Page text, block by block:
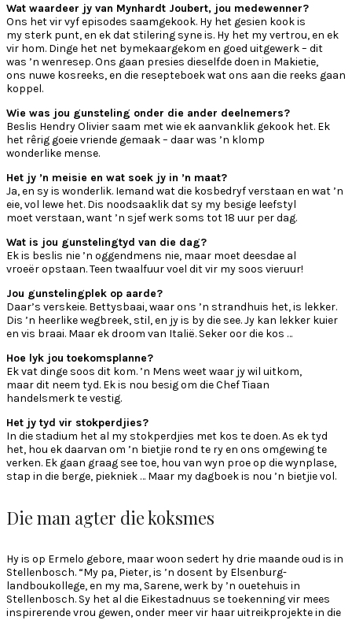
Wat waardeer jy van Mynhardt Joubert, jou medewenner?
Ons het vir vyf episodes saamgekook. Hy het gesien kook is
my sterk punt, en ek dat stilering syne is. Hy het my vertrou, en ek
vir hom. Dinge het net bymekaargekom en goed uitgewerk – dit
was ’n wenresep. Ons gaan presies dieselfde doen in Makietie,
ons nuwe kosreeks, en die resepteboek wat ons aan die reeks gaan
koppel.
Wie was jou gunsteling onder die ander deelnemers?
Beslis Hendry Olivier saam met wie ek aanvanklik gekook het. Ek
het rêrig goeie vriende gemaak – daar was ’n klomp
wonderlike mense.
Het jy ’n meisie en wat soek jy in ’n maat?
Ja, en sy is wonderlik. Iemand wat die kosbedryf verstaan en wat ’n
eie, vol lewe het. Dis noodsaaklik dat sy my besige leefstyl
moet verstaan, want ’n sjef werk soms tot 18 uur per dag.
Wat is jou gunstelingtyd van die dag?
Ek is beslis nie ’n oggendmens nie, maar moet deesdae al
vroeër opstaan. Teen twaalfuur voel dit vir my soos vieruur!
Jou gunstelingplek op aarde?
Daar’s verskeie. Bettysbaai, waar ons ’n strandhuis het, is lekker.
Dis ’n heerlike wegbreek, stil, en jy is by die see. Jy kan lekker kuier
en vis braai. Maar ek droom van Italië. Seker oor die kos …
Hoe lyk jou toekomsplanne?
Ek vat dinge soos dit kom. ’n Mens weet waar jy wil uitkom,
maar dit neem tyd. Ek is nou besig om die Chef Tiaan
handelsmerk te vestig.
Het jy tyd vir stokperdjies?
In die stadium het al my stokperdjies met kos te doen. As ek tyd
het, hou ek daarvan om ’n bietjie rond te ry en ons omgewing te
verken. Ek gaan graag see toe, hou van wyn proe op die wynplase,
stap in die berge, piekniek … Maar my dagboek is nou ’n bietjie vol.
Die man agter die koksmes
Hy is op Ermelo gebore, maar woon sedert hy drie maande oud is in
Stellenbosch. “My pa, Pieter, is ’n dosent by Elsenburg-
landboukollege, en my ma, Sarene, werk by ’n ouetehuis in
Stellenbosch. Sy het al die Eikestadnuus se toekenning vir mees
inspirerende vrou gewen, onder meer vir haar uitreikprojekte in die